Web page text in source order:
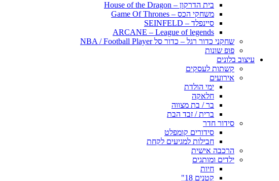
בית הדרקון – House of the Dragon
משחקי הכס – Game Of Thrones
סיינפלד – SEINFELD
ARCANE – League of legends
שחקני כדור רגל – כדור סל NBA / Football Player
פופ שונות
עיצוב בלונים
קשתות לעסקים
אירועים
ימי הולדת
חלאקה
בר / בת מצווה
ברית / זבד הבת
סידור חדר
סידורים קומפלט
חבילות למגיעים לקחת
הרכבה אישית
ילדים ומותגים
חיות
קטנים 18"